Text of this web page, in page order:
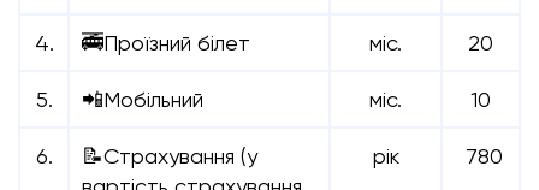
4. 🚎Проїзний білет міс. 20
5. 📲Мобільний міс. 10
6.
📝Страхування (у
рік 780